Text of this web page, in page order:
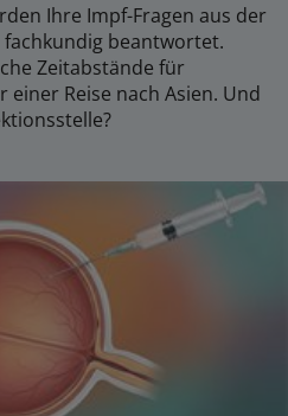
Ihre Impf-Fragen aus der
beantwortet.
Zeitabstände für
Reise nach Asien. Und